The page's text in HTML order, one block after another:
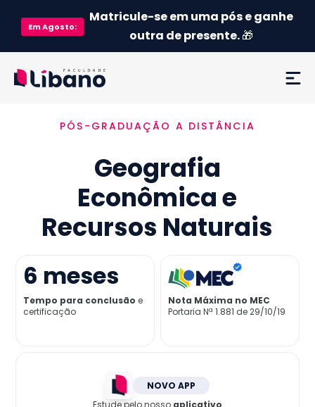
EmAgosto:
Matricule-se em uma pós e ganhe
outra de presente.🎁
Ementa
Como funciona
Credenciamento MEC
Já sou aluno
PÓS-GRADUAÇÃO A DISTÂNCIA
Geografia
Econômica e
Recursos Naturais
6 meses
Tempo para conclusão e
certificação
Nota Máxima no MEC
Portaria Nª 1.881 de 29/10/19
NOVO APP
Estude pelo nosso aplicativo